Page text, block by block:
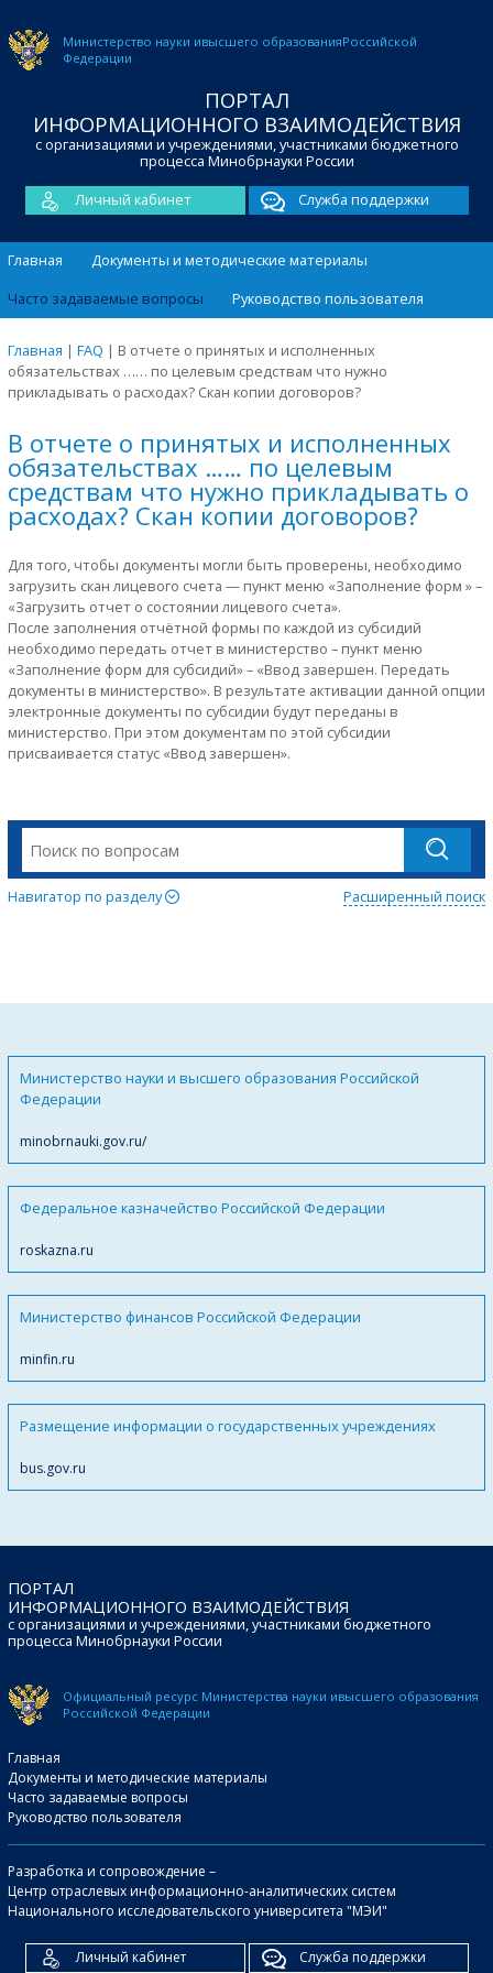
Министерство науки ивысшего образованияРоссийской
Федерации
ПОРТАЛ
ИНФОРМАЦИОННОГО ВЗАИМОДЕЙСТВИЯ
с организациями и учреждениями, участниками бюджетного
процесса Минобрнауки России
Личный кабинет
Служба поддержки
Главная
Документы и методические материалы
Часто задаваемые вопросы
Руководство пользователя
Главная | FAQ | В отчете о принятых и исполненных
обязательствах …… по целевым средствам что нужно
прикладывать о расходах? Скан копии договоров?
В отчете о принятых и исполненных
обязательствах …… по целевым
средствам что нужно прикладывать о
расходах? Скан копии договоров?
Для того, чтобы документы могли быть проверены, необходимо
загрузить скан лицевого счета — пункт меню «Заполнение форм » –
«Загрузить отчет о состоянии лицевого счета».
После заполнения отчётной формы по каждой из субсидий
необходимо передать отчет в министерство – пункт меню
«Заполнение форм для субсидий» – «Ввод завершен. Передать
документы в министерство». В результате активации данной опции
электронные документы по субсидии будут переданы в
министерство. При этом документам по этой субсидии
присваивается статус «Ввод завершен».
Навигатор по разделу Расширенный поиск
Министерство науки и высшего образования Российской
Федерации
minobrnauki.gov.ru/
Федеральное казначейство Российской Федерации
roskazna.ru
Министерство финансов Российской Федерации
minfin.ru
Размещение информации о государственных учреждениях
bus.gov.ru
ПОРТАЛ
ИНФОРМАЦИОННОГО ВЗАИМОДЕЙСТВИЯ
с организациями и учреждениями, участниками бюджетного
процесса Минобрнауки России
Официальный ресурс Министерства науки ивысшего образования
Российской Федерации
Главная
Документы и методические материалы
Часто задаваемые вопросы
Руководство пользователя
Разработка и сопровождение –
Центр отраслевых информационно-аналитических систем
Национального исследовательского университета "МЭИ"
Личный кабинет Служба поддержки